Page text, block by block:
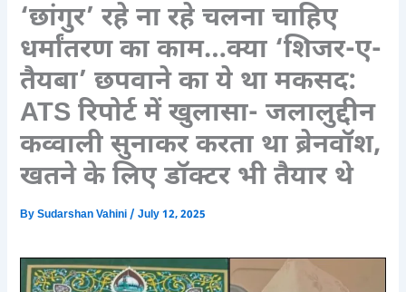
‘छांगुर’ रहे ना रहे चलना चाहिए
धर्मांतरण का काम…क्या ‘शिजर-ए-
तैयबा’ छपवाने का ये था मकसद:
ATS रिपोर्ट में खुलासा- जलालुद्दीन
कव्वाली सुनाकर करता था ब्रेनवॉश,
खतने के लिए डॉक्टर भी तैयार थे
BySudarshan Vahini/July 12, 2025